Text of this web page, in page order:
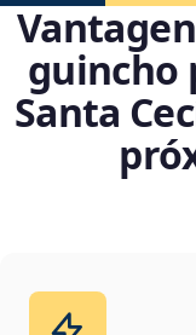
guincho
Santa